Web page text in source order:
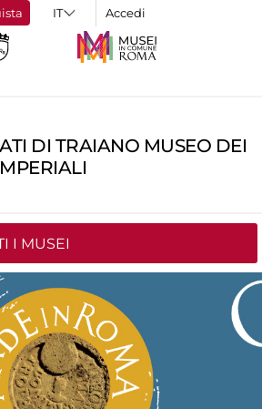
Accedi
DI TRAIANO MUSEO DEI
I MUSEI